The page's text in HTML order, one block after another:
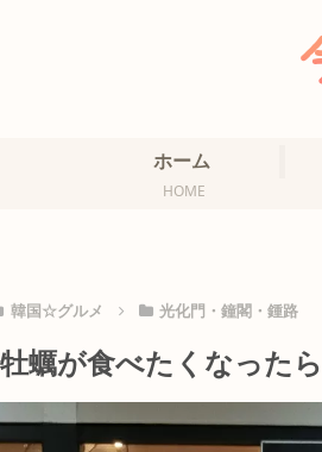
ホーム
HOME
韓国☆グルメ 光化門・鐘閣・鍾路
蠣が食べたくなった